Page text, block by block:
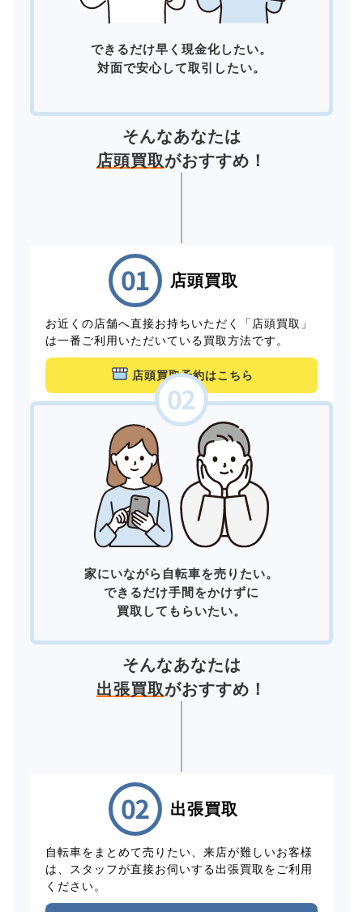
できるだけ早く現金化したい。
対面で安心して取引したい。
そんなあなたは
店頭買取がおすすめ！
店頭買取
お近くの店舗へ直接お持ちいただく「店頭買取」
は一番ご利用いただいている買取方法です。
店頭買取予約はこちら
家にいながら自転車を売りたい。
できるだけ手間をかけずに
買取してもらいたい。
そんなあなたは
出張買取がおすすめ！
出張買取
自転車をまとめて売りたい、来店が難しいお客様
は、スタッフが直接お伺いする出張買取をご利用
ください。